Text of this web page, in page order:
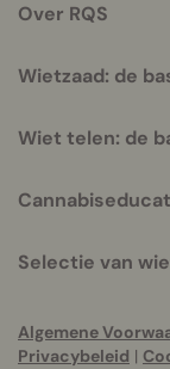
Over RQS
Wietzaad: de
Wiet telen: de
Selectie van
Algemene
Privacybeleid |